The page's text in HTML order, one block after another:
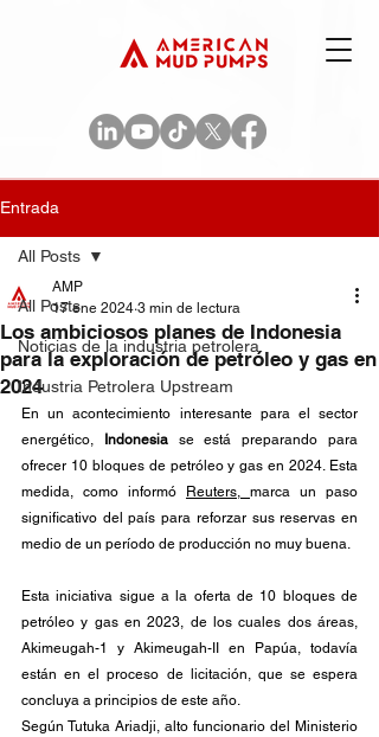
Entrada
All Posts
Noticias de la industria petrolera
Industria Petrolera Upstream
All Posts
Los ambiciosos planes de Indonesia
para la exploración de petróleo y gas en
2024
AMP
17 ene 2024 3 min de lectura
En un acontecimiento interesante para el sector
energético,
Indonesia se está preparando para
ofrecer 10 bloques de petróleo y gas en 2024. Esta
medida, como informó
Reuters, marca un paso
significativo del país para reforzar sus reservas en
medio de un período de producción no muy buena.
Esta iniciativa sigue a la oferta de 10 bloques de
petróleo y gas en 2023, de los cuales dos áreas,
Akimeugah-1 y Akimeugah-II en Papúa, todavía
están en el proceso de licitación, que se espera
concluya a principios de este año.
Según Tutuka Ariadji, alto funcionario del Ministerio